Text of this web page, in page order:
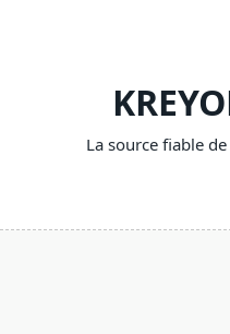
La source fiable